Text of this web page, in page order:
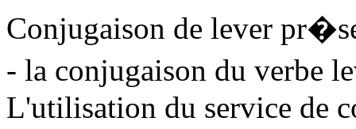
Conjugaison de lever
- la conjugaison du verbe
L'utilisation du service de